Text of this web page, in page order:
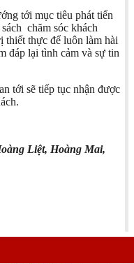
tới mục tiêu phát tiển
chăm sóc khách
thiết thực để luôn làm hài
đáp lại tình cảm và sự tin
tới sẽ tiếp tục nhận được
Liệt, Hoàng Mai,